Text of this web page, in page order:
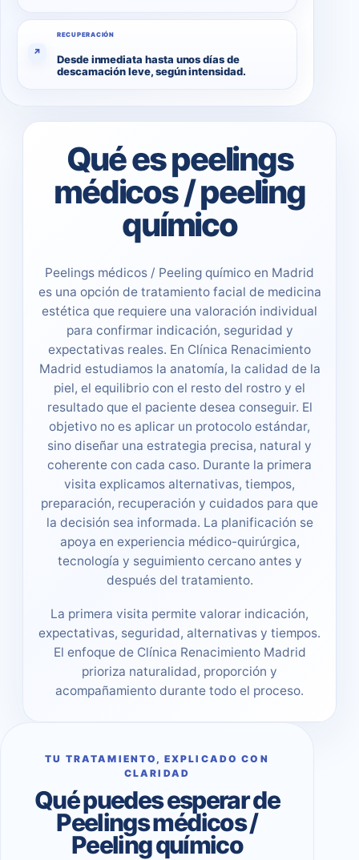
↗
RECUPERACIÓN
Desde inmediata hasta unos días de
descamación leve, según intensidad.
Qué es peelings
médicos / peeling
químico
Peelings médicos / Peeling químico en Madrid
es una opción de tratamiento facial de medicina
estética que requiere una valoración individual
para confirmar indicación, seguridad y
expectativas reales. En Clínica Renacimiento
Madrid estudiamos la anatomía, la calidad de la
piel, el equilibrio con el resto del rostro y el
resultado que el paciente desea conseguir. El
objetivo no es aplicar un protocolo estándar,
sino diseñar una estrategia precisa, natural y
coherente con cada caso. Durante la primera
visita explicamos alternativas, tiempos,
preparación, recuperación y cuidados para que
la decisión sea informada. La planificación se
apoya en experiencia médico-quirúrgica,
tecnología y seguimiento cercano antes y
después del tratamiento.
La primera visita permite valorar indicación,
expectativas, seguridad, alternativas y tiempos.
El enfoque de Clínica Renacimiento Madrid
prioriza naturalidad, proporción y
acompañamiento durante todo el proceso.
TU TRATAMIENTO, EXPLICADO CON
CLARIDAD
Qué puedes esperar de
Peelings médicos /
Peeling químico